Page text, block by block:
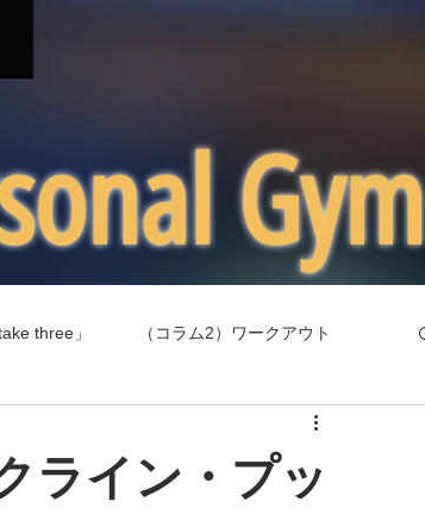
Gym
three」 （コラム2）ワークアウト
ライン・プッ